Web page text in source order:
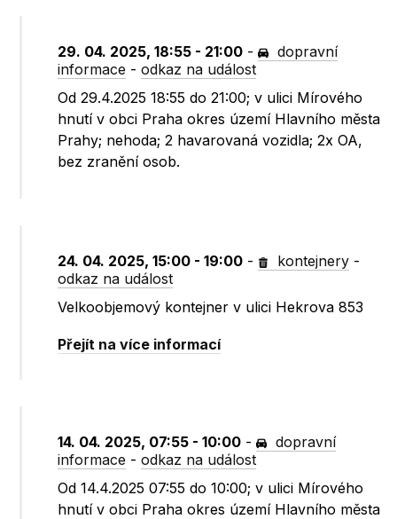
29. 04. 2025, 18:55 - 21:00 -
dopravní
informace -odkaz na událost
Od 29.4.2025 18:55 do 21:00; v ulici Mírového
hnutí v obci Praha okres území Hlavního města
Prahy; nehoda; 2 havarovaná vozidla; 2x OA,
bez zranění osob.
24. 04. 2025, 15:00 - 19:00 - kontejnery -
odkaz na událost
Velkoobjemový kontejner v ulici Hekrova 853
Přejít na více informací
14. 04. 2025, 07:55 - 10:00 -
dopravní
informace -odkaz na událost
Od 14.4.2025 07:55 do 10:00; v ulici Mírového
hnutí v obci Praha okres území Hlavního města